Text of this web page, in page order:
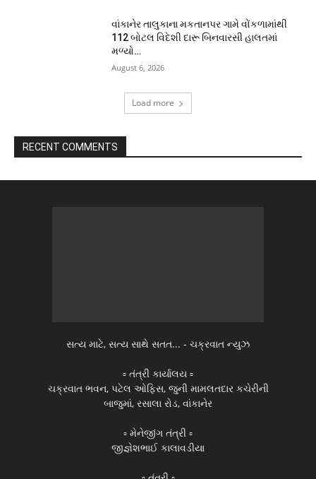
વાંકાનેર તાલુકાના મકતાનપર ગામે વોંકળામાંથી
112 બોટલ વિદેશી દારૂ બિનવારસી હાલતમાં
મળ્યો…
August 6, 2026
Load more
RECENT COMMENTS
સત્ય માટે, સત્ય સાથે સતત... - ચક્રવાત ન્યુઝ
▫️ તંત્રી કાર્યાલય ▫️
ચક્રવાત ભવન, પટેલ ઓફિસ, જુની મામલતદાર કચેરીની
બાજુમાં, રસાલા રોડ, વાંકાનેર
▫️ મેનેજીંગ તંત્રી ▫️
જીજ્ઞેશભાઈ કાલાવડીયા